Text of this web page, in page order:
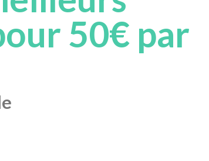
50€ par